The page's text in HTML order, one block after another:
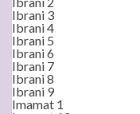
Ibrani 3
Ibrani 4
Ibrani 5
Ibrani 6
Ibrani 7
Ibrani 8
Ibrani 9
Imamat 1